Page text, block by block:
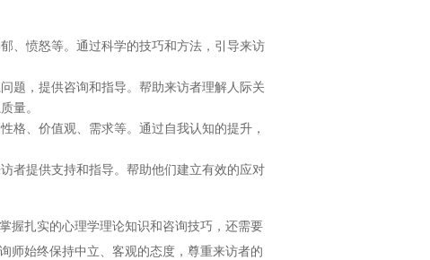
、愤怒等。通过科学的技巧和方法，引导来访
题，提供咨询和指导。帮助来访者理解人际关
量。
格、价值观、需求等。通过自我认知的提升，
者提供支持和指导。帮助他们建立有效的应对
握扎实的心理学理论知识和咨询技巧，还需要
师始终保持中立、客观的态度，尊重来访者的